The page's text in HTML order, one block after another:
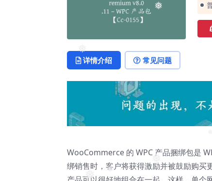
❅
❅
❅
❅详情介绍 常见问题
WooCommerce 的 WPC 产品捆绑包是
绑销售时，客户将获得激励并被鼓励购买